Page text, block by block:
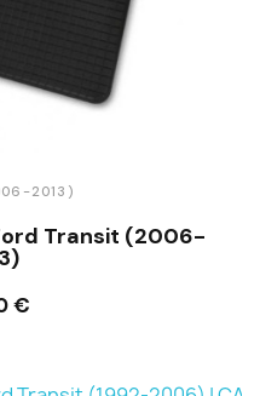
2013)
Transit (2006-
€